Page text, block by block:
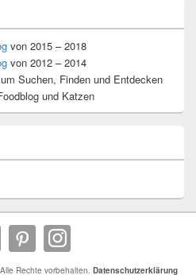
von 2015 – 2018
von 2012 – 2014
Suchen, Finden und Entdecken
und Katzen
. Alle Rechte vorbehalten. Datenschutzerklärung